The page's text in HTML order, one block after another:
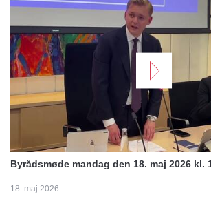
Byrådsmøde mandag den 18. maj 2026 kl.
18. maj 2026